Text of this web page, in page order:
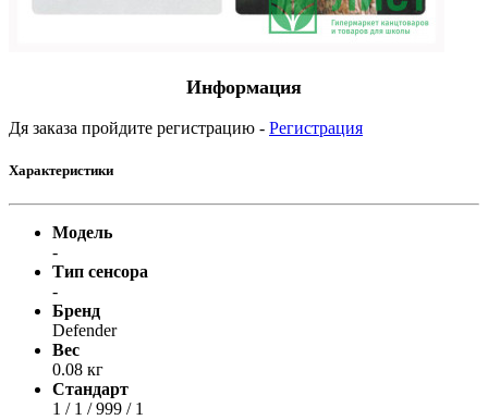
Информация
Дя заказа пройдите регистрацию - Регистрация
Характеристики
Модель
-
Тип сенсора
-
Бренд
Defender
Вес
0.08 кг
Стандарт
1 / 1 / 999 / 1